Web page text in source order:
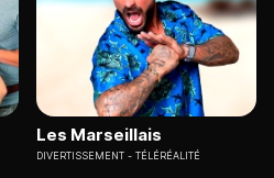
Les Marseillais
DIVERTISSEMENT TÉLÉRÉALITÉ